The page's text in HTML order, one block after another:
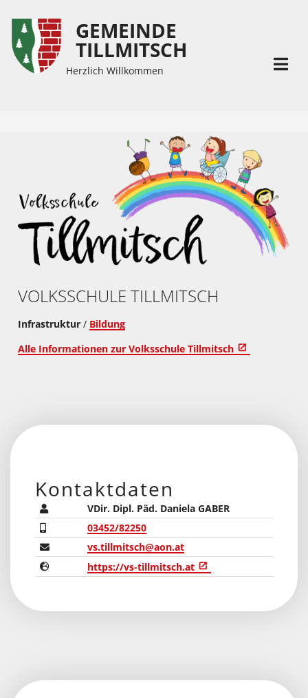
Inhalt
Accesskey
Hauptmenü
Accesskey
GEMEINDE
TILLMITSCH
Herzlich Willkommen
VOLKSSCHULE TILLMITSCH
Infrastruktur/ Bildung
Alle Informationen zur Volksschule Tillmitsch
Kontaktdaten
VDir. Dipl. Päd. Daniela GABER
03452/82250
vs.tillmitsch@aon.at
https://vs-tillmitsch.at